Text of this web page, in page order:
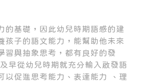
的基礎，因此幼兒時期語感的建
孩子的語文能力，能幫助他未來
習與抽象思考，都有良好的發
早從幼兒時期就充分輸入啟發語
以促進思考能力、表達能力 、理